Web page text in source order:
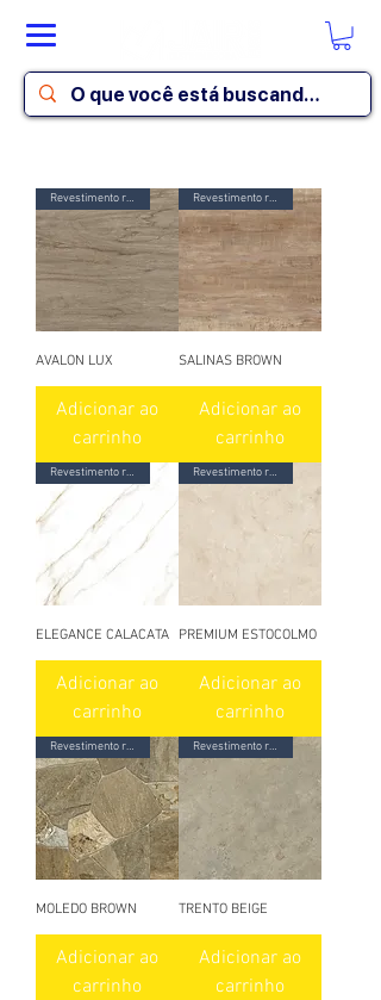
Revestimento ret. esmaltado
AVALON LUX
Adicionar ao
carrinho
Revestimento ret. acetinado
SALINAS BROWN
Adicionar ao
carrinho
Revestimento ret. esmaltado
ELEGANCE CALACATA
Adicionar ao
carrinho
Revestimento ret. esmaltado
PREMIUM ESTOCOLMO
Adicionar ao
carrinho
Revestimento ret. granilhado
MOLEDO BROWN
Adicionar ao
carrinho
Revestimento ret. acetinado
TRENTO BEIGE
Adicionar ao
carrinho